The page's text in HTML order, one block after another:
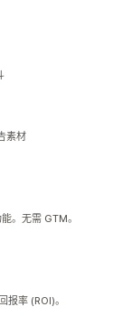
素材
。无需 GTM。
报率 (ROI)。